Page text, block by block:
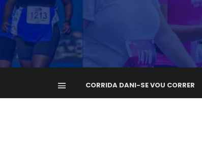
CORRIDA DANI-SE VOU CORRER